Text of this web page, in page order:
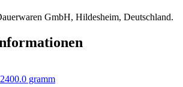
GmbH, Hildesheim, Deutschland.
‎2400.0 gramm